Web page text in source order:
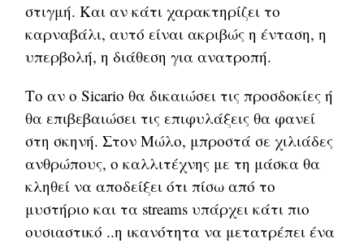
στιγμή. Και αν κάτι χαρακτηρίζει το
καρναβάλι, αυτό είναι ακριβώς η ένταση, η
υπερβολή, η διάθεση για ανατροπή.
Το αν ο Sicario θα δικαιώσει τις προσδοκίες ή
θα επιβεβαιώσει τις επιφυλάξεις θα φανεί
στη σκηνή. Στον Μώλο, μπροστά σε χιλιάδες
ανθρώπους, ο καλλιτέχνης με τη μάσκα θα
κληθεί να αποδείξει ότι πίσω από το
μυστήριο και τα streams υπάρχει κάτι πιο
ουσιαστικό ..η ικανότητα να μετατρέπει ένα